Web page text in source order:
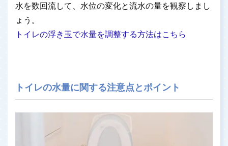
水を数回流して、水位の変化と流水の量を観察しまし
ょう。
トイレの浮き玉で水量を調整する方法はこちら
トイレの水量に関する注意点とポイント